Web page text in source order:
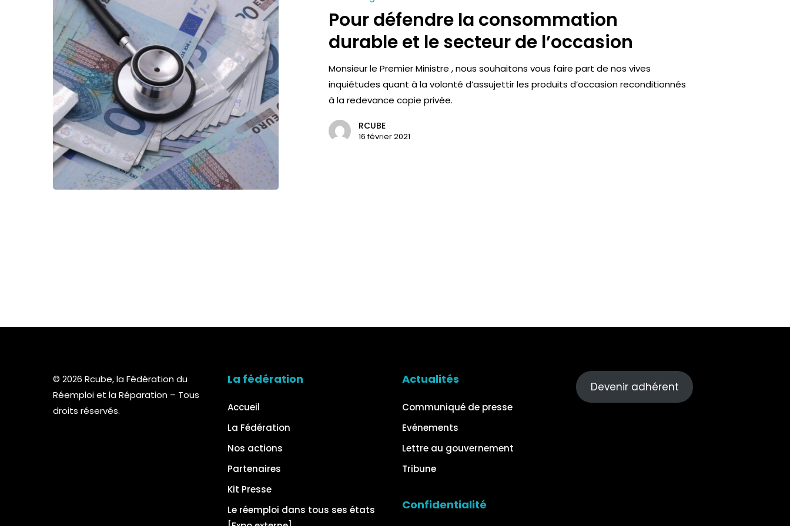
Pour défendre la consommation
durable et le secteur de l’occasion
Monsieur le Premier Ministre , nous souhaitons vous faire part de nos vives
inquiétudes quant à la volonté d’assujettir les produits d’occasion reconditionnés
à la redevance copie privée.
RCUBE
16 février 2021
© 2026 Rcube, la Fédération du
Réemploi et la Réparation – Tous
droits réservés.
La fédération
Accueil
La Fédération
Nos actions
Partenaires
Kit Presse
Le réemploi dans tous ses états
Actualités
Communiqué de presse
Evénements
Lettre au gouvernement
Tribune
Confidentialité
Devenir adhérent